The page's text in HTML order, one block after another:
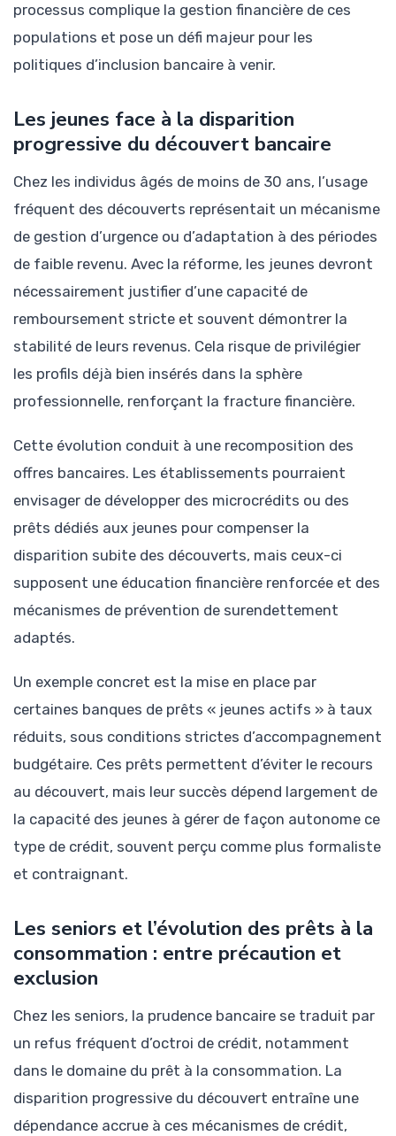
processus complique la gestion financière de ces
populations et pose un défi majeur pour les
politiques d’inclusion bancaire à venir.
Les jeunes face à la disparition
progressive du découvert bancaire
Chez les individus âgés de moins de 30 ans, l’usage
fréquent des découverts représentait un mécanisme
de gestion d’urgence ou d’adaptation à des périodes
de faible revenu. Avec la réforme, les jeunes devront
nécessairement justifier d’une capacité de
remboursement stricte et souvent démontrer la
stabilité de leurs revenus. Cela risque de privilégier
les profils déjà bien insérés dans la sphère
professionnelle, renforçant la fracture financière.
Cette évolution conduit à une recomposition des
offres bancaires. Les établissements pourraient
envisager de développer des microcrédits ou des
prêts dédiés aux jeunes pour compenser la
disparition subite des découverts, mais ceux-ci
supposent une éducation financière renforcée et des
mécanismes de prévention de surendettement
adaptés.
Un exemple concret est la mise en place par
certaines banques de prêts « jeunes actifs » à taux
réduits, sous conditions strictes d’accompagnement
budgétaire. Ces prêts permettent d’éviter le recours
au découvert, mais leur succès dépend largement de
la capacité des jeunes à gérer de façon autonome ce
type de crédit, souvent perçu comme plus formaliste
et contraignant.
Les seniors et l’évolution des prêts à la
consommation : entre précaution et
exclusion
Chez les seniors, la prudence bancaire se traduit par
un refus fréquent d’octroi de crédit, notamment
dans le domaine du prêt à la consommation. La
disparition progressive du découvert entraîne une
dépendance accrue à ces mécanismes de crédit,